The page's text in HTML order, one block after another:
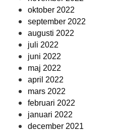
oktober 2022
september 2022
augusti 2022
juli 2022
juni 2022
maj 2022
april 2022
mars 2022
februari 2022
januari 2022
december 2021